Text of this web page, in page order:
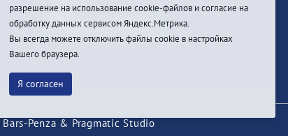
Bars-Penza & Pragmatic Studio
разрешение на использование cookie-файлов и согласие на
обработку данных сервисом Яндекс.Метрика.
Вы всегда можете отключить файлы cookie в настройках
Вашего браузера.
Я согласен